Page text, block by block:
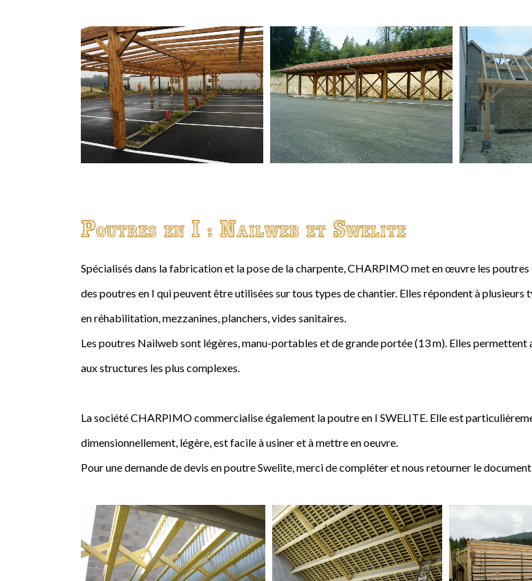
Poutres en I : Nailweb et Swelite
Spécialisés dans la fabrication et la pose de la charpente, CHARPIMO met en œuvre les
des poutres en I qui peuvent être utilisées sur tous types de chantier. Elles répondent à
en réhabilitation, mezzanines, planchers, vides sanitaires.
Les poutres Nailweb sont légères, manu-portables et de grande portée (13 m). Elles permettent
aux structures les plus complexes.
La société CHARPIMO commercialise également la poutre en I SWELITE. Elle est
dimensionnellement, légère, est facile à usiner et à mettre en oeuvre.
Pour une demande de devis en poutre Swelite, merci de compléter et nous retourner le